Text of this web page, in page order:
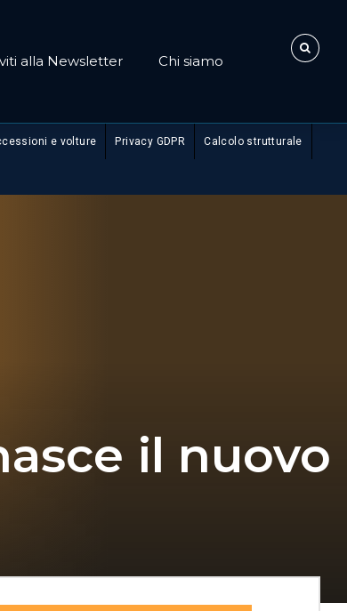
alla Newsletter Chi siamo
e volture Privacy GDPR Calcolo strutturale
il nuovo